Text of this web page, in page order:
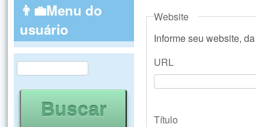
Website
Informe seu website,
URL
Título
👨‍💼Menu do
usuário
Formulário de busca
Buscar